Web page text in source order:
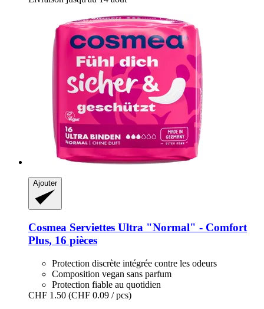
Ajouter
Cosmea Serviettes Ultra "Normal" -​ Comfort
Plus, 16 pièces
Protection discrète intégrée contre les odeurs
Composition vegan sans parfum
Protection fiable au quotidien
CHF 1.50 (CHF 0.09 / pcs)